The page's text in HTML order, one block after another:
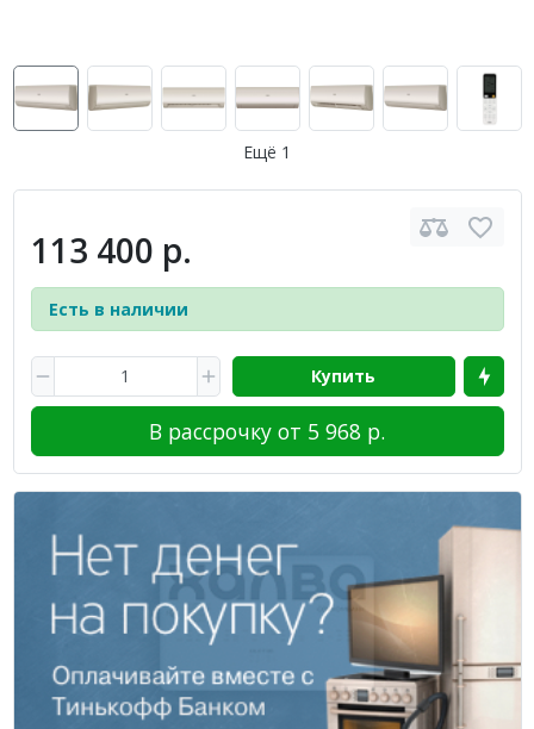
Ещё 1
113 400 р.
Есть в наличии
Купить
В рассрочку от 5 968 р.